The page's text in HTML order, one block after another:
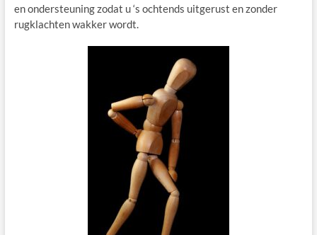
en ondersteuning zodat u ‘s ochtends uitgerust en zonder
rugklachten wakker wordt.